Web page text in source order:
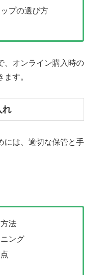
プの選び方
、オンライン購入時の
す。
れ
には、適切な保管と手
法
ング